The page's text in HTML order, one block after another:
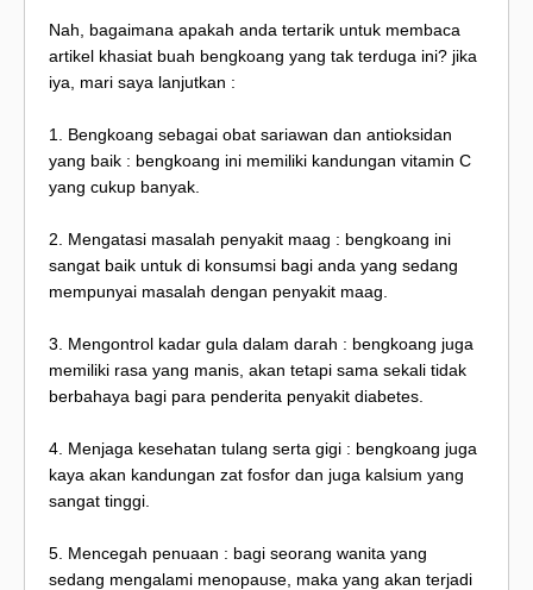
Nah, bagaimana apakah anda tertarik untuk membaca
artikel khasiat buah bengkoang yang tak terduga ini? jika
iya, mari saya lanjutkan :
1. Bengkoang sebagai obat sariawan dan antioksidan
yang baik : bengkoang ini memiliki kandungan vitamin C
yang cukup banyak.
2. Mengatasi masalah penyakit maag : bengkoang ini
sangat baik untuk di konsumsi bagi anda yang sedang
mempunyai masalah dengan penyakit maag.
3. Mengontrol kadar gula dalam darah : bengkoang juga
memiliki rasa yang manis, akan tetapi sama sekali tidak
berbahaya bagi para penderita penyakit diabetes.
4. Menjaga kesehatan tulang serta gigi : bengkoang juga
kaya akan kandungan zat fosfor dan juga kalsium yang
sangat tinggi.
5. Mencegah penuaan : bagi seorang wanita yang
sedang mengalami menopause, maka yang akan terjadi